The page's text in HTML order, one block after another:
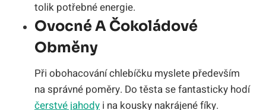
tolik potřebné energie.
Ovocné A Čokoládové
Obměny
Při obohacování chlebíčku myslete především
na správné poměry. Do těsta se fantasticky hodí
čerstvé jahody i na kousky nakrájené fíky.